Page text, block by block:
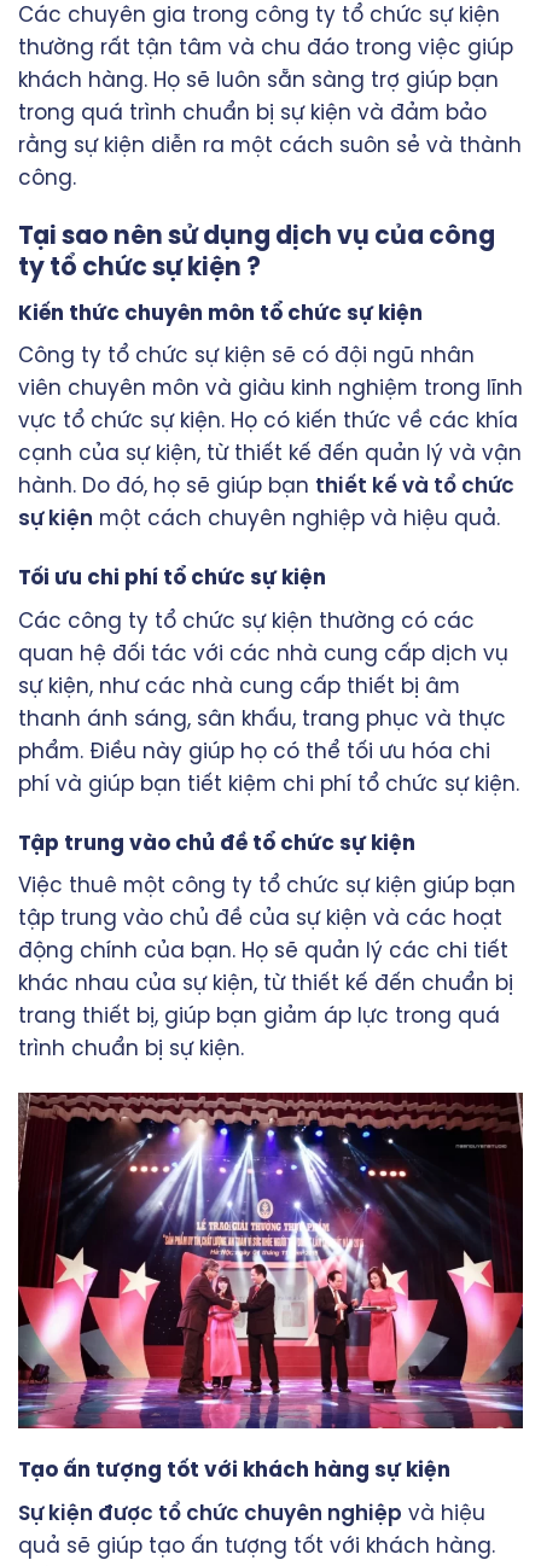
Các chuyên gia trong công ty tổ chức sự kiện
thường rất tận tâm và chu đáo trong việc giúp
khách hàng. Họ sẽ luôn sẵn sàng trợ giúp bạn
trong quá trình chuẩn bị sự kiện và đảm bảo
rằng sự kiện diễn ra một cách suôn sẻ và thành
công.
Tại sao nên sử dụng dịch vụ của công
ty tổ chức sự kiện ?
Kiến thức chuyên môn tổ chức sự kiện
Công ty tổ chức sự kiện sẽ có đội ngũ nhân
viên chuyên môn và giàu kinh nghiệm trong lĩnh
vực tổ chức sự kiện. Họ có kiến thức về các khía
cạnh của sự kiện, từ thiết kế đến quản lý và vận
hành. Do đó, họ sẽ giúp bạn thiết kế và tổ chức
sự kiện một cách chuyên nghiệp và hiệu quả.
Tối ưu chi phí tổ chức sự kiện
Các công ty tổ chức sự kiện thường có các
quan hệ đối tác với các nhà cung cấp dịch vụ
sự kiện, như các nhà cung cấp thiết bị âm
thanh ánh sáng, sân khấu, trang phục và thực
phẩm. Điều này giúp họ có thể tối ưu hóa chi
phí và giúp bạn tiết kiệm chi phí tổ chức sự kiện.
Tập trung vào chủ đề tổ chức sự kiện
Việc thuê một công ty tổ chức sự kiện giúp bạn
tập trung vào chủ đề của sự kiện và các hoạt
động chính của bạn. Họ sẽ quản lý các chi tiết
khác nhau của sự kiện, từ thiết kế đến chuẩn bị
trang thiết bị, giúp bạn giảm áp lực trong quá
trình chuẩn bị sự kiện.
Tạo ấn tượng tốt với khách hàng sự kiện
Sự kiện được tổ chức chuyên nghiệp và hiệu
quả sẽ giúp tạo ấn tượng tốt với khách hàng.